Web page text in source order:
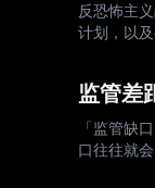
反恐怖主
计划，以
监管差
「监管缺
口往往就